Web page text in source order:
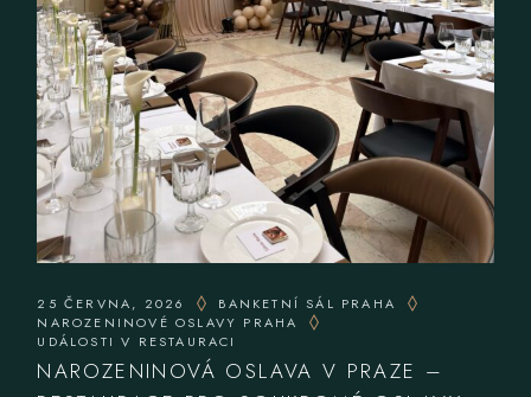
25 ČERVNA, 2026
BANKETNÍ SÁL PRAHA
NAROZENINOVÉ OSLAVY PRAHA
UDÁLOSTI V RESTAURACI
NAROZENINOVÁ OSLAVA V PRAZE –